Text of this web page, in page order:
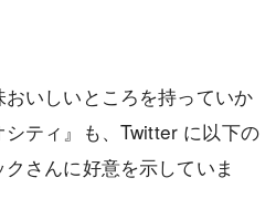
いしいところを持っていか
ティ』も、Twitter に以下の
さんに好意を示していま